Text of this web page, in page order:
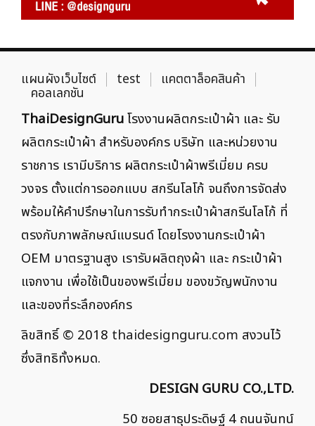
แผนผังเว็บไซต์ test แคตตาล็อคสินค้า
คอลเลกชัน
ThaiDesignGuruโรงงานผลิตกระเป๋าผ้า และ รับ
ผลิตกระเป๋าผ้า สำหรับองค์กร บริษัท และหน่วยงาน
ราชการ เรามีบริการ ผลิตกระเป๋าผ้าพรีเมี่ยม ครบ
วงจร ตั้งแต่การออกแบบ สกรีนโลโก้ จนถึงการจัดส่ง
พร้อมให้คำปรึกษาในการรับทำกระเป๋าผ้าสกรีนโลโก้ ที่
ตรงกับภาพลักษณ์แบรนด์ โดยโรงงานกระเป๋าผ้า
OEM มาตรฐานสูง เรารับผลิตถุงผ้า และ กระเป๋าผ้า
แจกงาน เพื่อใช้เป็นของพรีเมี่ยม ของขวัญพนักงาน
และของที่ระลึกองค์กร
ลิขสิทธิ์ © 2018 thaidesignguru.com สงวนไว้
ซึ่งสิทธิทั้งหมด.
DESIGN GURU CO.,LTD.
50 ซอยสาธุประดิษฐ์ 4 ถนนจันทน์